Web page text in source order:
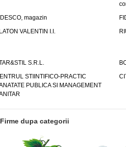
magazin
VALENTIN I.I.
S.R.L.
STIINTIFICO-PRACTIC
PUBLICA SI MANAGEMENT
Firme dupa categorii